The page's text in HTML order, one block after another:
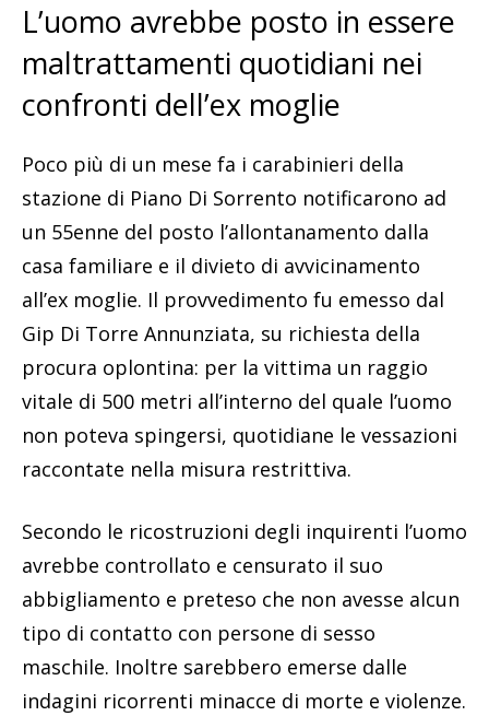
L’uomo avrebbe posto in essere
maltrattamenti quotidiani nei
confronti dell’ex moglie
Poco più di un mese fa i carabinieri della
stazione di Piano Di Sorrento notificarono ad
un 55enne del posto l’allontanamento dalla
casa familiare e il divieto di avvicinamento
all’ex moglie. Il provvedimento fu emesso dal
Gip Di Torre Annunziata, su richiesta della
procura oplontina: per la vittima un raggio
vitale di 500 metri all’interno del quale l’uomo
non poteva spingersi, quotidiane le vessazioni
raccontate nella misura restrittiva.
Secondo le ricostruzioni degli inquirenti l’uomo
avrebbe controllato e censurato il suo
abbigliamento e preteso che non avesse alcun
tipo di contatto con persone di sesso
maschile. Inoltre sarebbero emerse dalle
indagini ricorrenti minacce di morte e violenze.